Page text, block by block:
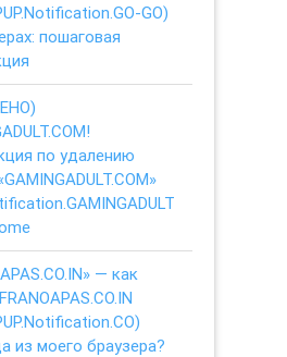
GO)
пошаговая
по удалению
— как
из моего браузера?